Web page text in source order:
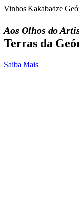
Vinhos Kakabadze
Aos Olhos do
Terras da
Saiba Mais